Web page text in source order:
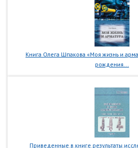
Книга Олега Шпакова «Моя жизнь и
рождения...
Приведенные в книге результаты